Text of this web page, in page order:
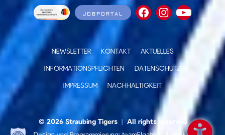
JOBPORTAL
NEWSLETTER KONTAKT
AKTUELLES
INFORMATIONSPFLICHTEN
DATENSCHUTZ
IMPRESSUM
NACHHALTIGKEIT
© 2026 Straubing Tigers |All rights reserved